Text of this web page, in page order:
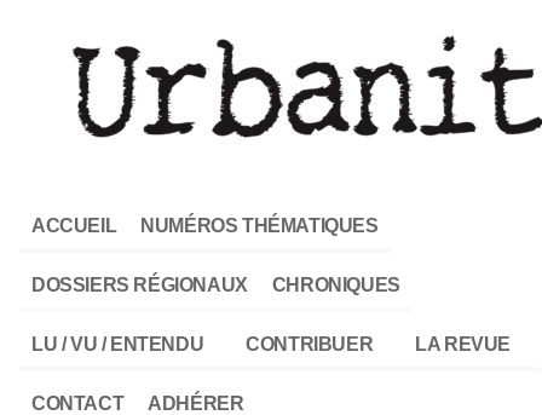
ACCUEIL NUMÉROS THÉMATIQUES
DOSSIERS RÉGIONAUX CHRONIQUES
LU / VU / ENTENDU CONTRIBUER LA REVUE
CONTACT ADHÉRER